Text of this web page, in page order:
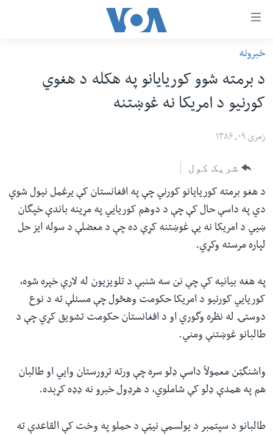
رسي
وړ
اتصالات
متن
شئ
عمومي
لارښود
شئ
لټون
ځای
ته
شئ
افغانستان
سیمه
امریکا
ښځې او نجونې
ځوانان
د بیان ازادي
روغتیا
له مونږ سره په تماس کې پاتې شئ
خبرونه
د برمته شوو کوريايانو په هکله د هغوي
کورنيو د امريکا نه غوښتنه
زمری ۰۹, ۱۳۸۶
شریک کول
د هغو برمته کوریایانو کورني چې په افغانستان کې یرغمل نیول شوي
دي په داسې حال کې چې د دوهم کوریايي په مړینه باندې خپگان
ښيي د امریکا نه یې غوښتنه کړې ده چې د معضلې د سوله ایز حل
لپاره مرسته وکړي.
په هغه بیانیه کې چې نن سه شنبې د تلویزیون له لارې خپره شوه،
کوریايي کورنیو د امریکا حکومت وهڅول چې مسئلې ته د نوع
دوستۍ له نظره وگوري او د افغانستان حکومت تشويق کړي چې د
طالبانو غوښتنې ومني.
واشنگټن معمولاً داسې ډلو سره چې ورته ترورستان وايي او طالبان
هم په همدې ډلو کې شاملوي، د هرډول خبرو نه ډډه کړېده.
طالبانو د سپتمبر د یولسمې نیټې د حملو په وخت کې القاعدې ته